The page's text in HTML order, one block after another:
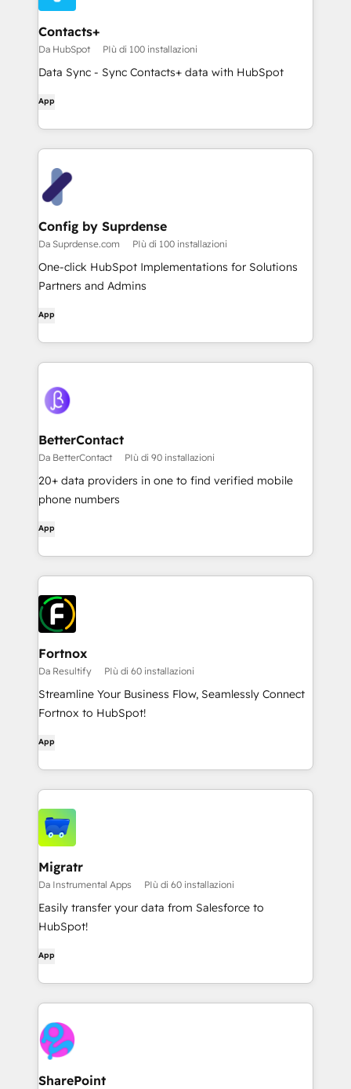
Contacts+
Da HubSpot PIù di 100 installazioni
Data Sync - Sync Contacts+ data with HubSpot
App
Config by Suprdense
Da Suprdense.com PIù di 100 installazioni
One-click HubSpot Implementations for Solutions
Partners and Admins
App
BetterContact
Da BetterContact PIù di 90 installazioni
20+ data providers in one to find verified mobile
phone numbers
App
Fortnox
Da Resultify PIù di 60 installazioni
Streamline Your Business Flow, Seamlessly Connect
Fortnox to HubSpot!
App
Migratr
Da Instrumental Apps PIù di 60 installazioni
Easily transfer your data from Salesforce to
HubSpot!
App
SharePoint